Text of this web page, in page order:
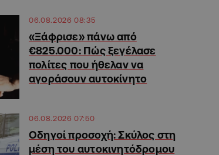
06.08.2026 08:35
«Ξάφρισε» πάνω από
€825.000: Πώς ξεγέλασε
πολίτες που ήθελαν να
αγοράσουν αυτοκίνητο
06.08.2026 07:50
Οδηγοί προσοχή: Σκύλος στη
μέση του αυτοκινητόδρομου